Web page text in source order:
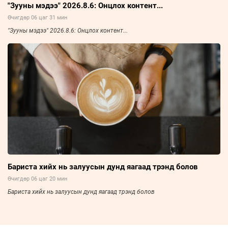
"Зууны мэдээ" 2026.8.6: Онцлох контент...
Өчигдөр 06 цаг 31 мин
"Зууны мэдээ" 2026.8.6: Онцлох контент...
Бариста хийх нь залуусын дунд яагаад трэнд болов
Өчигдөр 06 цаг 20 мин
Бариста хийх нь залуусын дунд яагаад трэнд болов